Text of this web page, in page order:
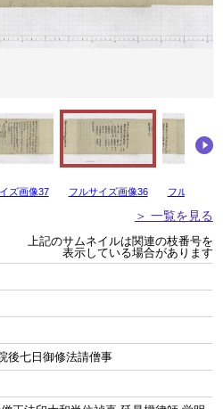
ズ画像37 フルサイズ画像36 フルサイズ
＞ 一覧を見る
上記のサムネイルは関連の枝番号を
表示している場合があります
後七日御修法請僧事